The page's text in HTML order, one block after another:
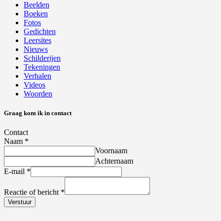
Beelden
Boeken
Fotos
Gedichten
Leersites
Nieuws
Schilderijen
Tekeningen
Verhalen
Videos
Woorden
Graag kom ik in contact
Contact
Naam *
Voornaam
Achternaam
E-mail *
Reactie of bericht *
Verstuur